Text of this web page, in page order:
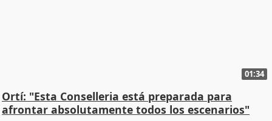
01:34
Ortí: "Esta Conselleria está preparada para
afrontar absolutamente todos los escenarios"